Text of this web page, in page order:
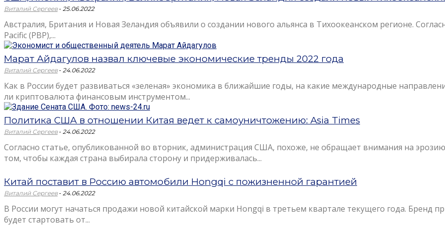
Виталий Сергеев - 25.06.2022
Австралия, Британия и Новая Зеландия объявили о создании нового альянса в Тихоокеанском регионе.
Pacific (PBP),...
Марат Айдагулов назвал ключевые экономические тренды 2022 года
Виталий Сергеев - 24.06.2022
Как в России будет развиваться «зеленая» экономика в ближайшие годы, на какие международные
ли криптовалюта финансовым инструментом...
Политика США в отношении Китая ведет к самоуничтожению: Asia Times
Виталий Сергеев - 24.06.2022
Согласно статье, опубликованной во вторник, администрация США, похоже, не обращает внимания на
том, чтобы каждая страна выбирала сторону и придерживалась...
Китай поставит в Россию автомобили Hongqi с пожизненной гарантией
Виталий Сергеев - 24.06.2022
В России могут начаться продажи новой китайской марки Hongqi в третьем квартале текущего года.
будет стартовать от...